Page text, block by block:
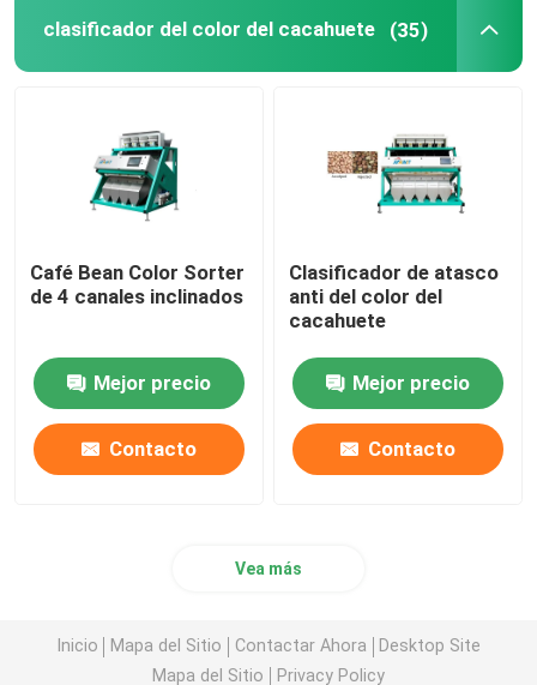
clasificador del color del cacahuete (35)
Café Bean Color Sorter
de 4 canales inclinados
Mejor precio
Contacto
Clasificador de atasco
anti del color del
cacahuete
Mejor precio
Contacto
Vea más
Inicio Mapa del Sitio Contactar Ahora
Desktop Site
Mapa del Sitio
Privacy Policy